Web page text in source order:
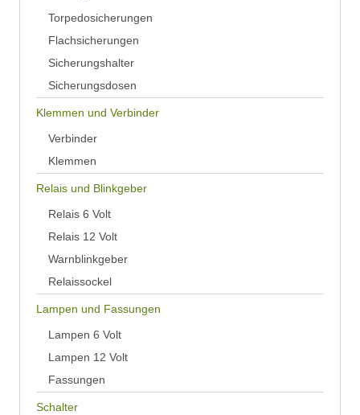
Torpedosicherungen
Flachsicherungen
Sicherungshalter
Sicherungsdosen
Klemmen und Verbinder
Verbinder
Klemmen
Relais und Blinkgeber
Relais 6 Volt
Relais 12 Volt
Warnblinkgeber
Relaissockel
Lampen und Fassungen
Lampen 6 Volt
Lampen 12 Volt
Fassungen
Schalter